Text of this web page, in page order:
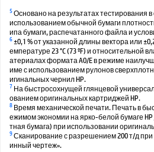
5Основано на результатах тестирования
использованием обычной бумаги
ипа бумаги, распечатанного файла и
6±0,1 % от указанной длины вектора или
емпературе 23 °C (73 ºF) и относительной
атериалах формата A0/E в режиме
име с использованием рулонов
игинальных чернил HP.
7 На быстросохнущей глянцевой
ованием оригинальных картриджей HP.
8 Время механической печати. Печать в
ежимом экономии на ярко-белой бумаге
тная бумага) при использовании
9Сканирование с разрешением 200 т/д
инный чертеж».